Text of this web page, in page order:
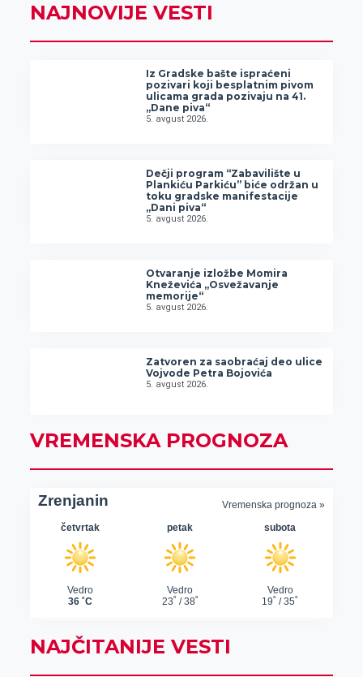
NAJNOVIJE VESTI
Iz Gradske bašte ispraćeni
pozivari koji besplatnim pivom
ulicama grada pozivaju na 41.
„Dane piva“
5. avgust 2026.
Dečji program “Zabavilište u
Plankiću Parkiću” biće održan u
toku gradske manifestacije
„Dani piva“
5. avgust 2026.
Otvaranje izložbe Momira
Kneževića „Osvežavanje
memorije“
5. avgust 2026.
Zatvoren za saobraćaj deo ulice
Vojvode Petra Bojovića
5. avgust 2026.
VREMENSKA PROGNOZA
NAJČITANIJE VESTI